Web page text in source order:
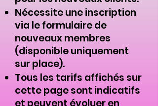
Nécessite une inscription
via le formulaire de
nouveaux membres
(disponible uniquement
sur place).
Tous les tarifs affichés sur
cette page sont indicatifs
et peuvent évoluer en